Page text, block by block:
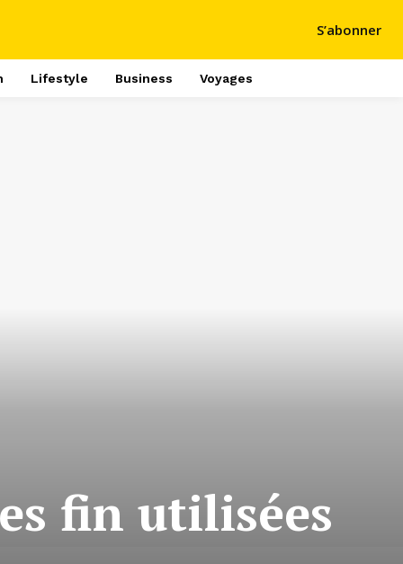
S’abonner
Lifestyle Business Voyages
fin utilisées